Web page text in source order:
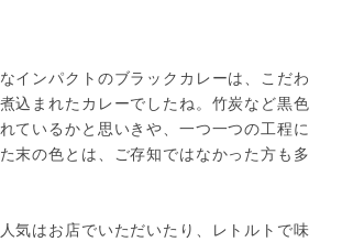
インパクトのブラックカレーは、こだわ
込まれたカレーでしたね。竹炭など黒色
ているかと思いきや、一つ一つの工程に
末の色とは、ご存知ではなかった方も多
気はお店でいただいたり、レトルトで味